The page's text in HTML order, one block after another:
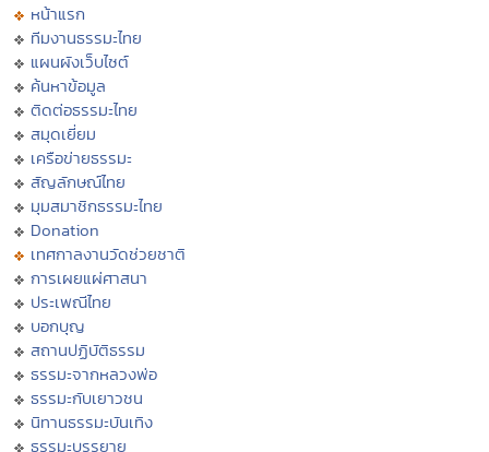
หน้าแรก
ทีมงานธรรมะไทย
แผนผังเว็บไซต์
ค้นหาข้อมูล
ติดต่อธรรมะไทย
สมุดเยี่ยม
เครือข่ายธรรมะ
สัญลักษณ์ไทย
มุมสมาชิกธรรมะไทย
Donation
เทศกาลงานวัดช่วยชาติ
การเผยแผ่ศาสนา
ประเพณีไทย
บอกบุญ
สถานปฏิบัติธรรม
ธรรมะจากหลวงพ่อ
ธรรมะกับเยาวชน
นิทานธรรมะบันเทิง
ธรรมะบรรยาย